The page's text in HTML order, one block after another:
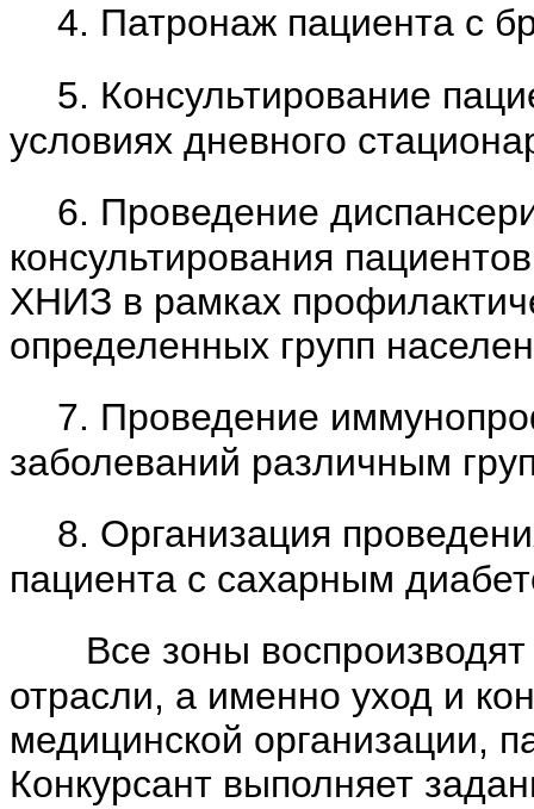
4. Патронаж пациента с
5. Консультирование
условиях дневного
6. Проведение
консультирования
ХНИЗ в рамках
определенных групп
7. Проведение
заболеваний различным
8. Организация
пациента с сахарным
Все зоны воспроизводят
отрасли, а именно уход и
медицинской организации,
Конкурсант выполняет